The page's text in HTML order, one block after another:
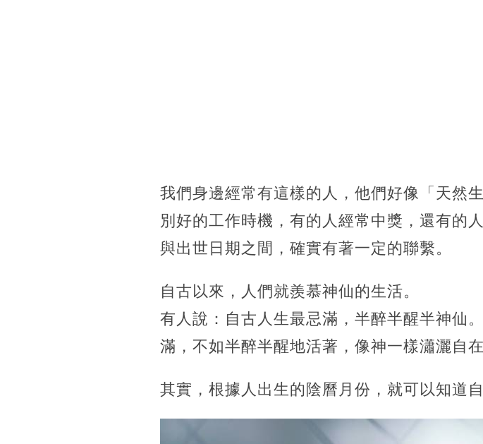
我們身邊經常有這樣的人，他們好像「天然
別好的工作時機，有的人經常中獎，還有的
與出世日期之間，確實有著一定的聯繫。
自古以來，人們就羨慕神仙的生活。
有人說：自古人生最忌滿，半醉半醒半神仙
滿，不如半醉半醒地活著， 像神一樣瀟灑自在
其實，根據人出生的陰曆月份，就可以知道